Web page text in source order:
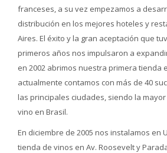
franceses, a su vez empezamos a
distribución en los mejores hoteles y
Aires. El éxito y la gran aceptación que
primeros años nos impulsaron a
en 2002 abrimos nuestra primera tienda
actualmente contamos con más de 40
las principales ciudades, siendo la
vino en Brasil.
En diciembre de 2005 nos instalamos en
tienda de vinos en Av. Roosevelt y